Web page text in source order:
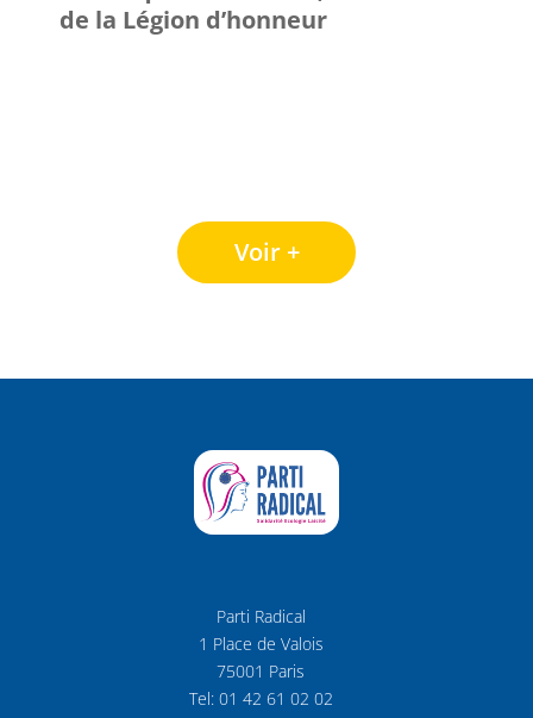
de la Légion d’honneur
Voir +
Parti Radical
1 Place de Valois
75001 Paris
Tel: 01 42 61 02 02